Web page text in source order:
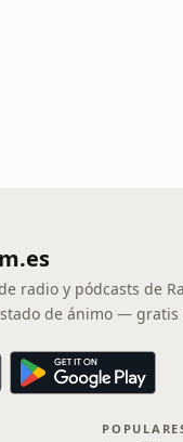
radio y pódcasts de
de ánimo —